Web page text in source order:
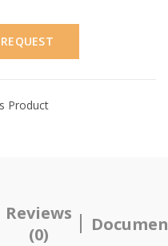
Product
Reviews
(0)